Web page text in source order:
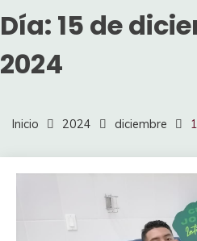
Día: 15 de
2024
Inicio 2024 diciembre